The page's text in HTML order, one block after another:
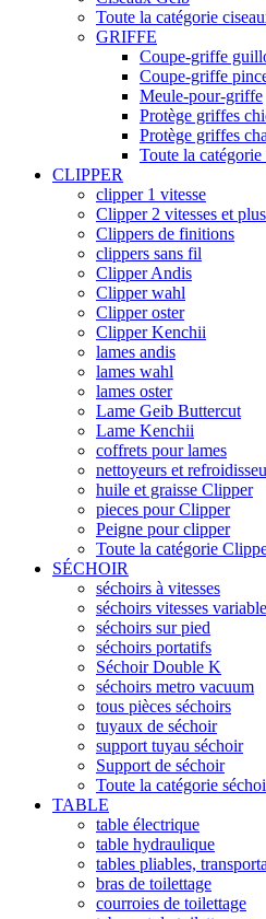
Toute la catégorie
GRIFFE
Coupe-griffe
Coupe-griffe
Meule-pour-griffe
Protège griffes
Protège griffes
Toute la
CLIPPER
clipper 1 vitesse
Clipper 2 vitesses et plus
Clippers de finitions
clippers sans fil
Clipper Andis
Clipper wahl
Clipper oster
Clipper Kenchii
lames andis
lames wahl
lames oster
Lame Geib Buttercut
Lame Kenchii
coffrets pour lames
nettoyeurs et
huile et graisse Clipper
pieces pour Clipper
Peigne pour clipper
Toute la catégorie
SÉCHOIR
séchoirs à vitesses
séchoirs vitesses
séchoirs sur pied
séchoirs portatifs
Séchoir Double K
séchoirs metro vacuum
tous pièces séchoirs
tuyaux de séchoir
support tuyau séchoir
Support de séchoir
Toute la catégorie
TABLE
table électrique
table hydraulique
tables pliables,
bras de toilettage
courroies de toilettage